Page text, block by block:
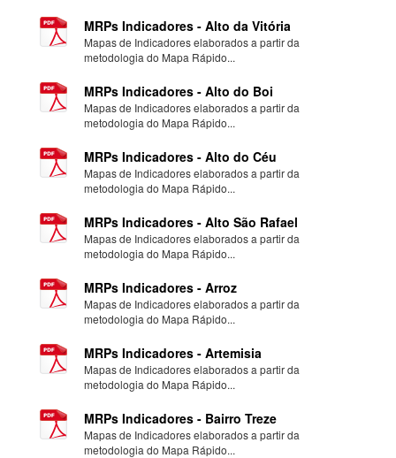
MRPs Indicadores - Alto da Vitória
Mapas de Indicadores elaborados a partir da
metodologia do Mapa Rápido...
MRPs Indicadores - Alto do Boi
Mapas de Indicadores elaborados a partir da
metodologia do Mapa Rápido...
MRPs Indicadores - Alto do Céu
Mapas de Indicadores elaborados a partir da
metodologia do Mapa Rápido...
MRPs Indicadores - Alto São Rafael
Mapas de Indicadores elaborados a partir da
metodologia do Mapa Rápido...
MRPs Indicadores - Arroz
Mapas de Indicadores elaborados a partir da
metodologia do Mapa Rápido...
MRPs Indicadores - Artemisia
Mapas de Indicadores elaborados a partir da
metodologia do Mapa Rápido...
MRPs Indicadores - Bairro Treze
Mapas de Indicadores elaborados a partir da
metodologia do Mapa Rápido...